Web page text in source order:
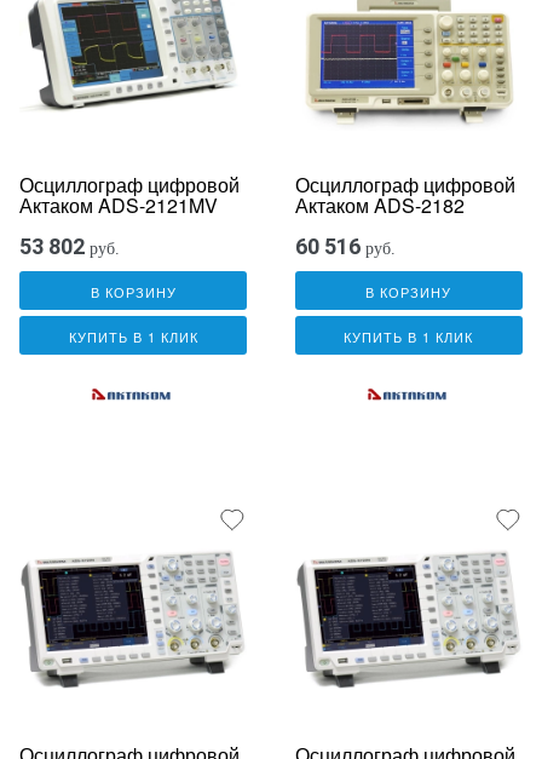
Осциллограф цифровой
Актаком ADS-2121MV
53 802 руб.
В КОРЗИНУ
КУПИТЬ В 1 КЛИК
Осциллограф цифровой
Актаком ADS-2182
60 516 руб.
В КОРЗИНУ
КУПИТЬ В 1 КЛИК